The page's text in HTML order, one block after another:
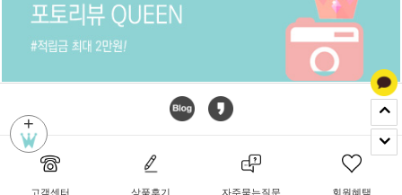
+
고객센터 상품후기 자주묻는질문 회원혜택